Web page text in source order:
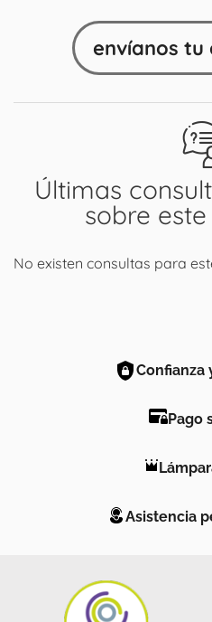
Últimas
sobre
No existen consultas para
envíanos tu
Confianza
Pago
Asistencia